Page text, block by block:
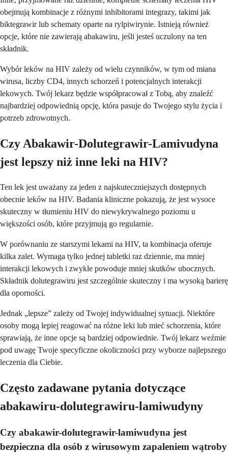
obejmują kombinacje z różnymi inhibitorami integrazy, takimi jak
biktegrawir lub schematy oparte na rylpiwirynie. Istnieją również
opcje, które nie zawierają abakawiru, jeśli jesteś uczulony na ten
składnik.
Wybór leków na HIV zależy od wielu czynników, w tym od miana
wirusa, liczby CD4, innych schorzeń i potencjalnych interakcji
lekowych. Twój lekarz będzie współpracował z Tobą, aby znaleźć
najbardziej odpowiednią opcję, która pasuje do Twojego stylu życia i
potrzeb zdrowotnych.
Czy Abakawir-Dolutegrawir-Lamivudyna
jest lepszy niż inne leki na HIV?
Ten lek jest uważany za jeden z najskuteczniejszych dostępnych
obecnie leków na HIV. Badania kliniczne pokazują, że jest wysoce
skuteczny w tłumieniu HIV do niewykrywalnego poziomu u
większości osób, które przyjmują go regularnie.
W porównaniu ze starszymi lekami na HIV, ta kombinacja oferuje
kilka zalet. Wymaga tylko jednej tabletki raz dziennie, ma mniej
interakcji lekowych i zwykle powoduje mniej skutków ubocznych.
Składnik dolutegrawiru jest szczególnie skuteczny i ma wysoką barierę
dla oporności.
Jednak „lepsze” zależy od Twojej indywidualnej sytuacji. Niektóre
osoby mogą lepiej reagować na różne leki lub mieć schorzenia, które
sprawiają, że inne opcje są bardziej odpowiednie. Twój lekarz weźmie
pod uwagę Twoje specyficzne okoliczności przy wyborze najlepszego
leczenia dla Ciebie.
Często zadawane pytania dotyczące
abakawiru-dolutegrawiru-lamiwudyny
Czy abakawir-dolutegrawir-lamiwudyna jest
bezpieczna dla osób z wirusowym zapaleniem wątroby